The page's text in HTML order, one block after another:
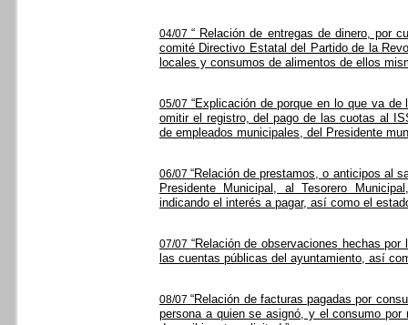
04/07“ Relación de entregas de dinero, por
comité Directivo Estatal del Partido de la
locales y consumos de alimentos de ellos
05/07 “Explicación de porque en lo que va
omitir el registro, del pago de las cuotas al
de empleados municipales, del Presidente
06/07“Relación de prestamos, o anticipos al
Presidente Municipal, al Tesorero
indicando el interés a pagar, así como el
07/07 “Relación de observaciones hechas
las cuentas públicas del ayuntamiento, así
08/07“Relación de facturas pagadas por
persona a quien se asignó, y el consumo